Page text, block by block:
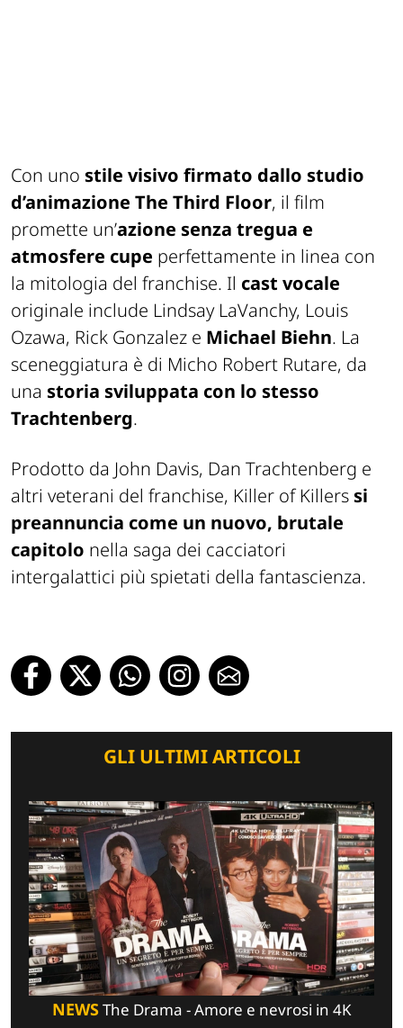
Con uno stile visivo firmato dallo studio
d’animazione The Third Floor, il film
promette un’azione senza tregua e
atmosfere cupe perfettamente in linea con
la mitologia del franchise. Il cast vocale
originale include Lindsay LaVanchy, Louis
Ozawa, Rick Gonzalez e Michael Biehn. La
sceneggiatura è di Micho Robert Rutare, da
una storia sviluppata con lo stesso
Trachtenberg.
Prodotto da John Davis, Dan Trachtenberg e
altri veterani del franchise, Killer of Killers si
preannuncia come un nuovo, brutale
capitolo nella saga dei cacciatori
intergalattici più spietati della fantascienza.
GLI ULTIMI ARTICOLI
NEWSThe Drama - Amore e nevrosi in 4K